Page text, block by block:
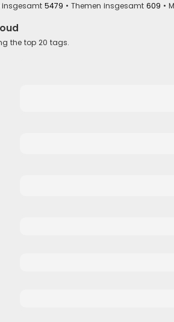
insgesamt 5479 • Themen insgesamt 609 •
the top 20 tags.